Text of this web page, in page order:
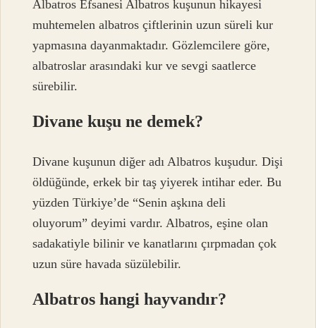
Albatros Efsanesi Albatros kuşunun hikayesi
muhtemelen albatros çiftlerinin uzun süreli kur
yapmasına dayanmaktadır. Gözlemcilere göre,
albatroslar arasındaki kur ve sevgi saatlerce
sürebilir.
Divane kuşu ne demek?
Divane kuşunun diğer adı Albatros kuşudur. Dişi
öldüğünde, erkek bir taş yiyerek intihar eder. Bu
yüzden Türkiye’de “Senin aşkına deli
oluyorum” deyimi vardır. Albatros, eşine olan
sadakatiyle bilinir ve kanatlarını çırpmadan çok
uzun süre havada süzülebilir.
Albatros hangi hayvandır?